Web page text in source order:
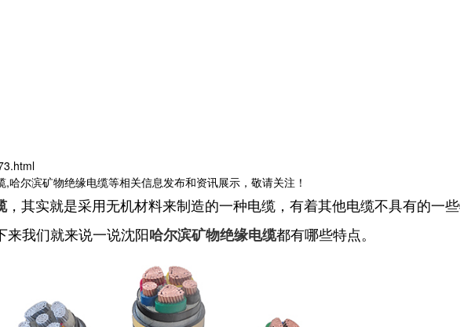
,哈尔滨矿物绝缘电缆等相关信息发布和资讯展示，敬请关注！
，其实就是采用无机材料来制造的一种电缆，有着其他电缆不具有的一
来我们就来说一说沈阳哈尔滨矿物绝缘电缆都有哪些特点。